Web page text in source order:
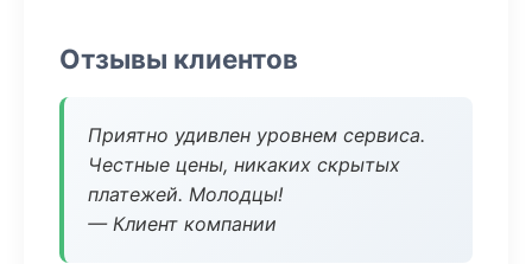
Отзывы клиентов
Приятно удивлен уровнем сервиса.
Честные цены, никаких скрытых
платежей. Молодцы!
— Клиент компании